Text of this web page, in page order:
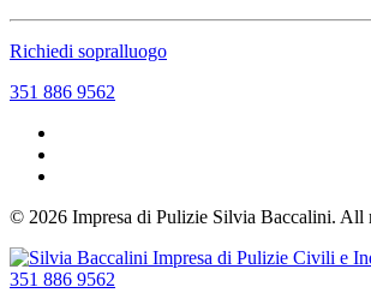
Richiedi sopralluogo
351 886 9562
© 2026 Impresa di Pulizie Silvia Baccalini. All
351 886 9562